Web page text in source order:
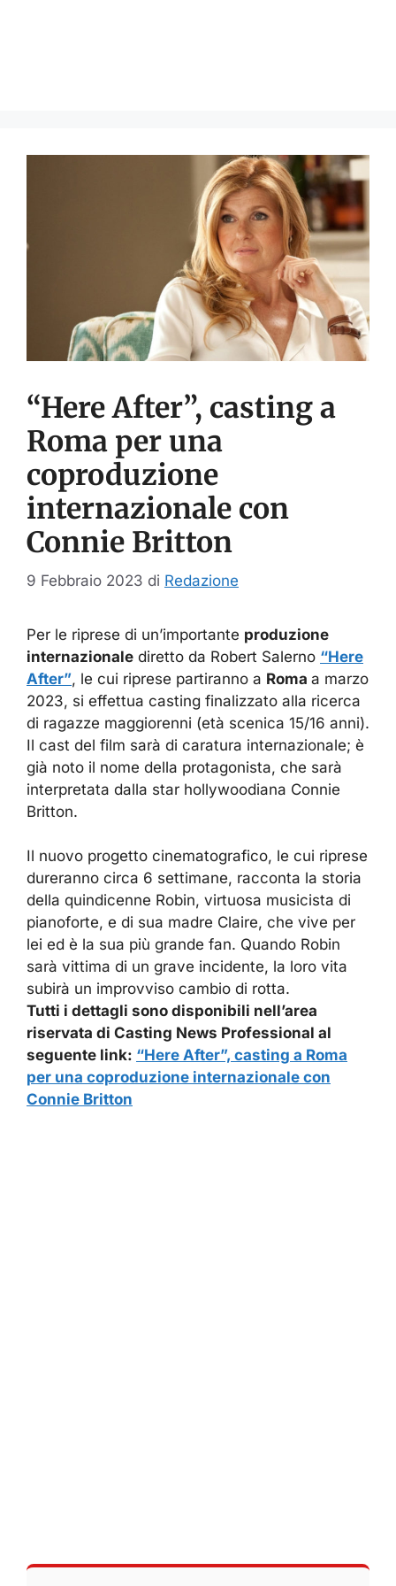
“Here After”, casting a
Roma per una
coproduzione
internazionale con
Connie Britton
9 Febbraio 2023 di Redazione
Per le riprese di un’importante produzione
internazionale diretto da Robert Salerno “Here
After”, le cui riprese partiranno a Roma a marzo
2023, si effettua casting finalizzato alla ricerca
di ragazze maggiorenni (età scenica 15/16 anni).
Il cast del film sarà di caratura internazionale; è
già noto il nome della protagonista, che sarà
interpretata dalla star hollywoodiana Connie
Britton.
Il nuovo progetto cinematografico, le cui riprese
dureranno circa 6 settimane, racconta la storia
della quindicenne Robin, virtuosa musicista di
pianoforte, e di sua madre Claire, che vive per
lei ed è la sua più grande fan. Quando Robin
sarà vittima di un grave incidente, la loro vita
subirà un improvviso cambio di rotta.
Tutti i dettagli sono disponibili nell’area
riservata di Casting News Professional al
seguente link: “Here After”, casting a Roma
per una coproduzione internazionale con
Connie Britton